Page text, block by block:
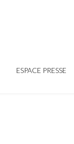
ESPACE PRESSE